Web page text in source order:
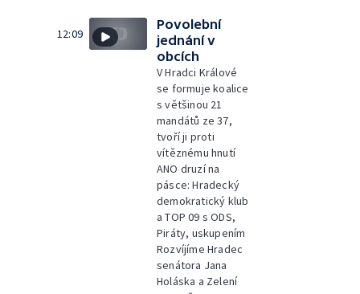
12:09
Povolební
jednání v
obcích
V Hradci Králové
se formuje koalice
s většinou 21
mandátů ze 37,
tvoří ji proti
vítěznému hnutí
ANO druzí na
pásce: Hradecký
demokratický klub
a TOP 09 s ODS,
Piráty, uskupením
Rozvíjíme Hradec
senátora Jana
Holáska a Zelení